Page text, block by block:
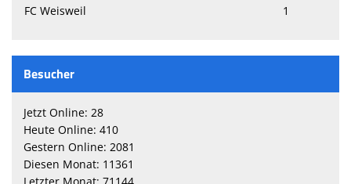
FC Weisweil
1
Besucher
Jetzt Online: 28
Heute Online: 410
Gestern Online: 2081
Diesen Monat: 11361